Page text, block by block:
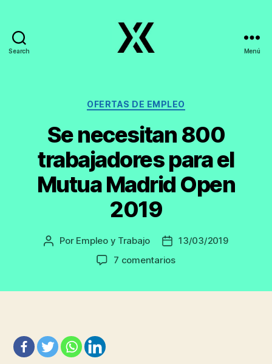
Search Menú
Categorías
OFERTAS DE EMPLEO
Se necesitan 800
trabajadores para el
Mutua Madrid Open
2019
Autor
Por Empleo y Trabajo
Fecha13/03/2019
7 comentariosen